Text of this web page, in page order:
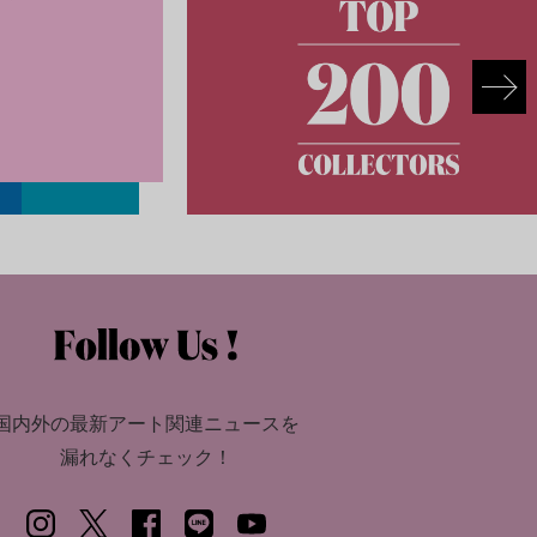
内外の最新アート関連ニュースを
漏れなくチェック！